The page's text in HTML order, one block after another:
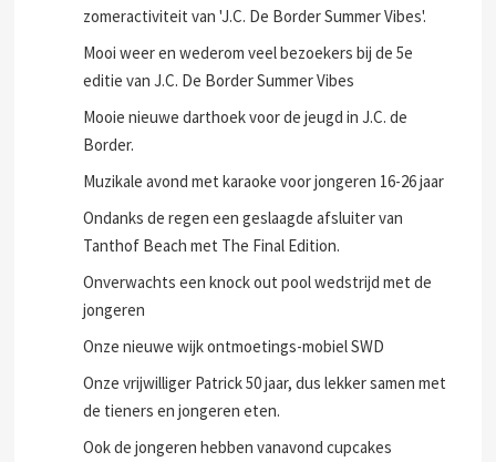
zomeractiviteit van 'J.C. De Border Summer Vibes'.
Mooi weer en wederom veel bezoekers bij de 5e
editie van J.C. De Border Summer Vibes
Mooie nieuwe darthoek voor de jeugd in J.C. de
Border.
Muzikale avond met karaoke voor jongeren 16-26 jaar
Ondanks de regen een geslaagde afsluiter van
Tanthof Beach met The Final Edition.
Onverwachts een knock out pool wedstrijd met de
jongeren
Onze nieuwe wijk ontmoetings-mobiel SWD
Onze vrijwilliger Patrick 50 jaar, dus lekker samen met
de tieners en jongeren eten.
Ook de jongeren hebben vanavond cupcakes